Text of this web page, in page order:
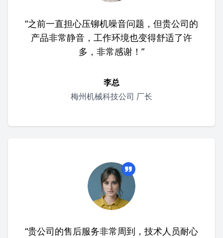
“之前一直担心压铆机噪音问题，但贵公司的
产品非常静音，工作环境也变得舒适了许
多，非常感谢！”
李总
梅州机械科技公司 厂长
“贵公司的售后服务非常周到，技术人员耐心